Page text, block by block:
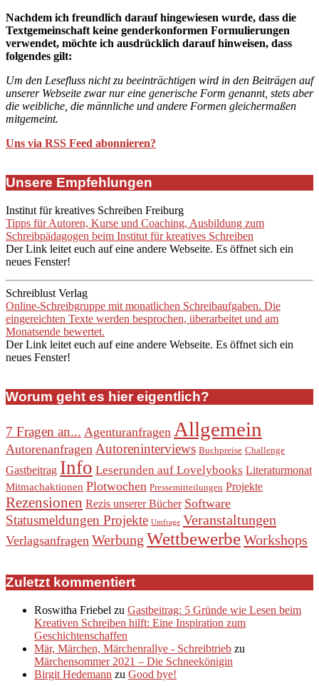
Nachdem ich freundlich darauf hingewiesen wurde, dass die
Textgemeinschaft keine genderkonformen Formulierungen
verwendet, möchte ich ausdrücklich darauf hinweisen, dass
folgendes gilt:
Um den Lesefluss nicht zu beeinträchtigen wird in den Beiträgen auf
unserer Webseite zwar nur eine generische Form genannt, stets aber
die weibliche, die männliche und andere Formen gleichermaßen
mitgemeint.
Uns via RSS Feed abonnieren?
Unsere Empfehlungen
Institut für kreatives Schreiben Freiburg
Tipps für Autoren, Kurse und Coaching, Ausbildung zum
Schreibpädagogen beim Institut für kreatives Schreiben
Der Link leitet euch auf eine andere Webseite. Es öffnet sich ein
neues Fenster!
Schreiblust Verlag
Online-Schreibgruppe mit monatlichen Schreibaufgaben. Die
eingereichten Texte werden besprochen, überarbeitet und am
Monatsende bewertet.
Der Link leitet euch auf eine andere Webseite. Es öffnet sich ein
neues Fenster!
Worum geht es hier eigentlich?
7 Fragen an... Agenturanfragen Allgemein
Autorenanfragen Autoreninterviews Buchpreise Challenge
Gastbeitrag Info Leserunden auf Lovelybooks Literaturmonat
Mitmachaktionen Plotwochen Pressemitteilungen Projekte
Rezensionen Rezis unserer Bücher Software
Statusmeldungen Projekte Umfrage Veranstaltungen
Verlagsanfragen Werbung WettbewerbeWorkshops
Zuletzt kommentiert
Roswitha Friebel zu Gastbeitrag: 5 Gründe wie Lesen beim
Kreativen Schreiben hilft: Eine Inspiration zum
Geschichtenschaffen
Mär, Märchen, Märchenrallye - Schreibtrieb zu
Märchensommer 2021 – Die Schneekönigin
Birgit Hedemann zu Good bye!